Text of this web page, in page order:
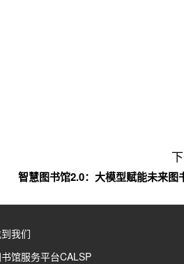
智慧图书馆2.0：大模型赋能未来图
我们
馆服务平台CALSP